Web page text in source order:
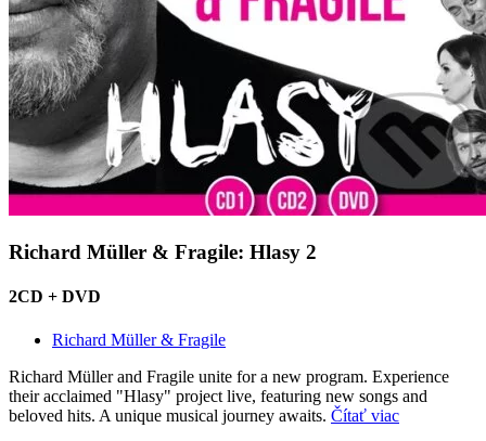
Richard Müller & Fragile: Hlasy 2
2CD + DVD
Richard Müller & Fragile
Richard Müller and Fragile unite for a new program. Experience
their acclaimed "Hlasy" project live, featuring new songs and
beloved hits. A unique musical journey awaits. Čítať viac